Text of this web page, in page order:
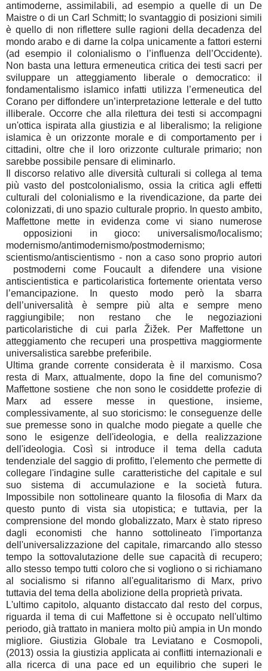
antimoderne, assimilabili, ad esempio a quelle di un De
Maistre o di un Carl Schmitt; lo svantaggio di posizioni simili
è quello di non riflettere sulle ragioni della decadenza del
mondo arabo e di darne la colpa unicamente a fattori esterni
(ad esempio il colonialismo o l’influenza dell’Occidente).
Non basta una lettura ermeneutica critica dei testi sacri per
sviluppare un atteggiamento liberale o democratico: il
fondamentalismo islamico infatti utilizza l’ermeneutica del
Corano per diffondere un’interpretazione letterale e del tutto
illiberale. Occorre che alla rilettura dei testi si accompagni
un'ottica ispirata alla giustizia e al liberalismo; la religione
islamica è un orizzonte morale e di comportamento per i
cittadini, oltre che il loro orizzonte culturale primario; non
sarebbe possibile pensare di eliminarlo.
Il discorso relativo alle diversità culturali si collega al tema
più vasto del postcolonialismo, ossia la critica agli effetti
culturali del colonialismo e la rivendicazione, da parte dei
colonizzati, di uno spazio culturale proprio. In questo ambito,
Maffettone mette in evidenza come vi siano numerose
opposizioni in gioco: universalismo/localismo;
modernismo/antimodernismo/postmodernismo;
scientismo/antiscientismo - non a caso sono proprio autori
postmoderni come Foucault a difendere una visione
antiscientistica e particolaristica fortemente orientata verso
l’emancipazione. In questo modo però la sbarra
dell’universalità è sempre più alta e sempre meno
raggiungibile; non restano che le negoziazioni
particolaristiche di cui parla Žižek. Per Maffettone un
atteggiamento che recuperi una prospettiva maggiormente
universalistica sarebbe preferibile.
Ultima grande corrente considerata è il marxismo. Cosa
resta di Marx, attualmente, dopo la fine del comunismo?
Maffettone sostiene che non sono le cosiddette profezie di
Marx ad essere messe in questione, insieme,
complessivamente, al suo storicismo: le conseguenze delle
sue premesse sono in qualche modo piegate a quelle che
sono le esigenze dell'ideologia, e della realizzazione
dell'ideologia. Così si introduce il tema della caduta
tendenziale del saggio di profitto, l'elemento che permette di
collegare l'indagine sulle caratteristiche del capitale e sul
suo sistema di accumulazione e la società futura.
Impossibile non sottolineare quanto la filosofia di Marx da
questo punto di vista sia utopistica; e tuttavia, per la
comprensione del mondo globalizzato, Marx è stato ripreso
dagli economisti che hanno sottolineato l'importanza
dell'universalizzazione del capitale, rimarcando allo stesso
tempo la sottovalutazione delle sue capacità di recupero;
allo stesso tempo tutti coloro che si vogliono o si richiamano
al socialismo si rifanno all'egualitarismo di Marx, privo
tuttavia del tema della abolizione della proprietà privata.
L'ultimo capitolo, alquanto distaccato dal resto del corpus,
riguarda il tema di cui Maffettone si è occupato nell'ultimo
periodo, già trattato in maniera molto più ampia in Un mondo
migliore. Giustizia Globale tra Leviatano e Cosmopoli,
(2013) ossia la giustizia applicata ai conflitti internazionali e
alla ricerca di una pace ed un equilibrio che superi le